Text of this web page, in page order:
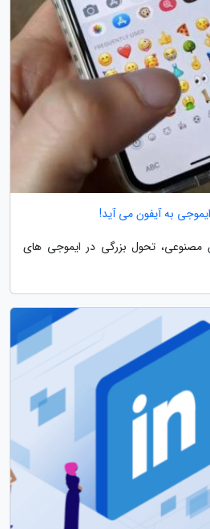
به آیفون می آید!
مصنوعی، تحول بزرگی در ایموجی های